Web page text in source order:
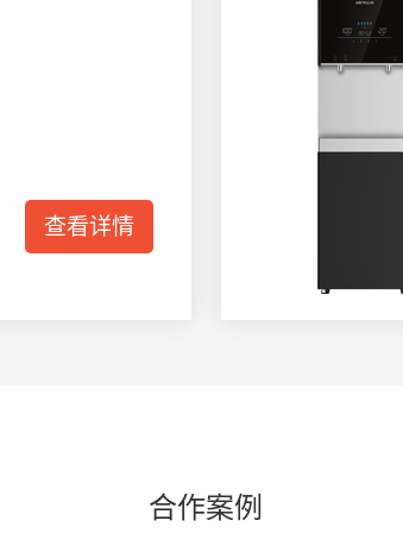
查看详情
合作案例